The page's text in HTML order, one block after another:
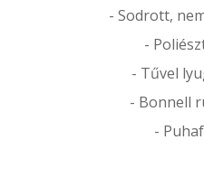
- Sodrott,
-
- Tűvel
- Bonnell
-